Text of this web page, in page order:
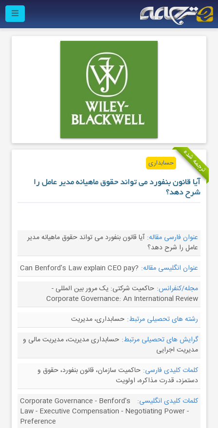
ترجمه شده حسابداری
آیا قانون بنفورد می تواند حقوق ماهیانه مدیر عامل را
شرح دهد؟
عنوان فارسی مقاله: آیا قانون بنفورد می تواند حقوق ماهیانه مدیر
عامل را شرح دهد؟
عنوان انگلیسی مقاله: Can Benford's Law explain CEO pay?
مجله/کنفرانس: حاکمیت شرکتی: یک مرور بین المللی -
Corporate Governance: An International Review
رشته های تحصیلی مرتبط: حسابداری، مدیریت
گرایش های تحصیلی مرتبط: حسابداری مدیریت، مدیریت مالی و
مدیریت اجرایی
کلمات کلیدی فارسی: حاکمیت سازمان، قانون بنفورد، حقوق و
دستمزد، قدرت مذاکره، اولویت
کلمات کلیدی انگلیسی:
Corporate Governance - Benford's
Law - Executive Compensation - Negotiating Power -
Preference